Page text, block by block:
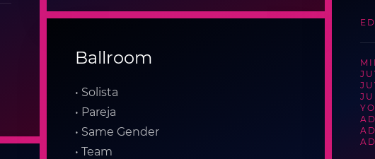
Ballroom
• Solista
• Pareja
• Same Gender
• Team